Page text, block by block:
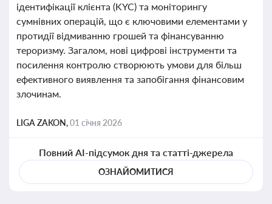
ідентифікації клієнта (KYC) та моніторингу
сумнівних операцій, що є ключовими елементами у
протидії відмиванню грошей та фінансуванню
тероризму. Загалом, нові цифрові інструменти та
посилення контролю створюють умови для більш
ефективного виявлення та запобігання фінансовим
злочинам.
LIGA ZAKON,01 січня 2026
Повний AI-підсумок дня та статті-джерела
ОЗНАЙОМИТИСЯ